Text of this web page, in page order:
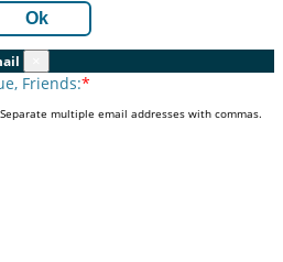
Ok
Friends:*
Separate multiple email addresses with commas.